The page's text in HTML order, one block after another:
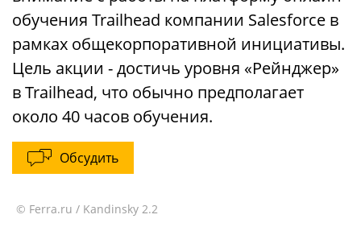
обучения Trailhead компании Salesforce в
рамках общекорпоративной инициативы.
Цель акции - достичь уровня «Рейнджер»
в Trailhead, что обычно предполагает
около 40 часов обучения.
Обсудить
© Ferra.ru / Kandinsky 2.2